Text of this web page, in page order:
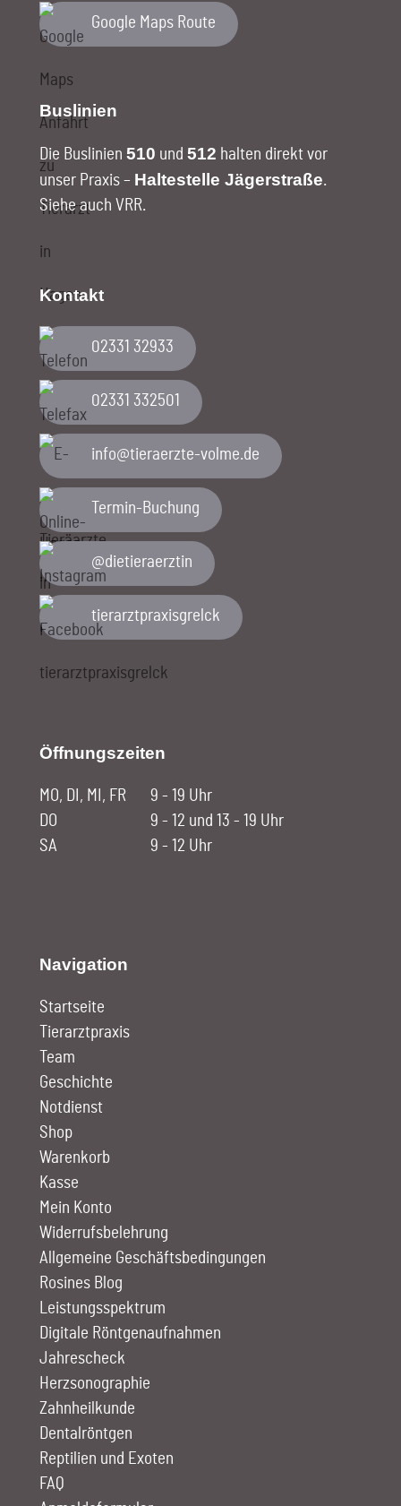
Google Maps Route
Buslinien
Die Buslinien510 und512 halten direkt vor
unser Praxis – Haltestelle Jägerstraße.
Siehe auch VRR.
Kontakt
02331 32933
02331 332501
ed.emlov-etzreareit@ofni
Termin-Buchung
@dietieraerztin
tierarztpraxisgrelck
Öffnungszeiten
MO, DI, MI, FR
9 - 19 Uhr
DO
9 - 12 und 13 - 19 Uhr
SA
9 - 12 Uhr
Navigation
Startseite
Tierarztpraxis
Team
Geschichte
Notdienst
Shop
Warenkorb
Kasse
Mein Konto
Widerrufsbelehrung
Allgemeine Geschäftsbedingungen
Rosines Blog
Leistungs­spektrum
Digitale Röntgen­aufnahmen
Jahrescheck
Herz­sono­graphie
Zahn­heilkunde
Dentalröntgen
Reptilien und Exoten
FAQ